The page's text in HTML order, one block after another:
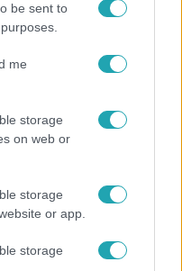
be sent to
me
storage
on web or
storage
or app.
storage
zsákfaluban,
a nyári szünetet